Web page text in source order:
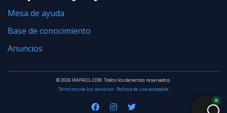
Mesa de ayuda
Base de conocimiento
Anuncios
© 2026 VIAFACIL.COM. Todos los derechos reservados.
Términos de los servicios· Política de uso aceptable